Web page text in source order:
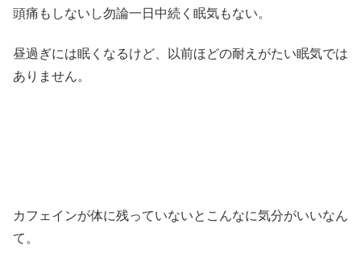
頭痛もしないし勿論一日中続く眠気もない。
昼過ぎには眠くなるけど、以前ほどの耐えがたい眠気では
ありません。
カフェインが体に残っていないとこんなに気分がいいなん
て。